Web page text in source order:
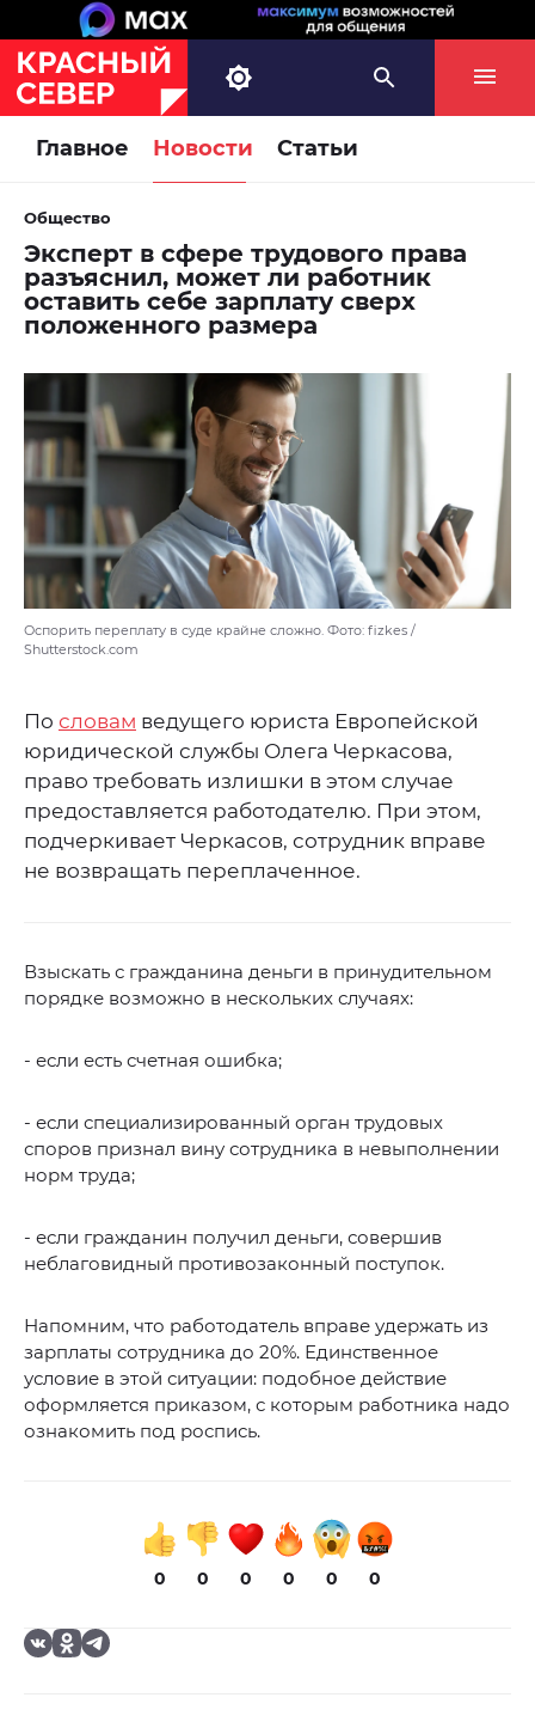
Главное Новости Статьи
Общество
Эксперт в сфере трудового права
разъяснил, может ли работник
оставить себе зарплату сверх
положенного размера
Оспорить переплату в суде крайне сложно. Фото: fizkes /
Shutterstock.com
По словам ведущего юриста Европейской
юридической службы Олега Черкасова,
право требовать излишки в этом случае
предоставляется работодателю. При этом,
подчеркивает Черкасов, сотрудник вправе
не возвращать переплаченное.
Взыскать с гражданина деньги в принудительном
порядке возможно в нескольких случаях:
- если есть счетная ошибка;
- если специализированный орган трудовых
споров признал вину сотрудника в невыполнении
норм труда;
- если гражданин получил деньги, совершив
неблаговидный противозаконный поступок.
Напомним, что работодатель вправе удержать из
зарплаты сотрудника до 20%. Единственное
условие в этой ситуации: подобное действие
оформляется приказом, с которым работника надо
ознакомить под роспись.
0 0 0 0 0 0